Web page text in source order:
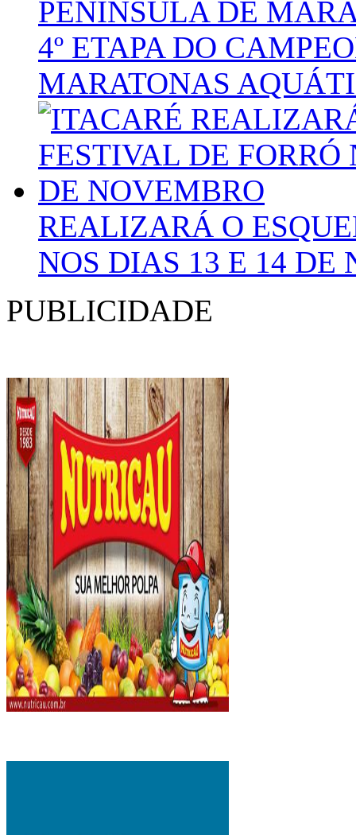
PENÍNSULA DE
4º ETAPA DO
MARATONAS
REALIZARÁ O
NOS DIAS 13 E 14 DE
PUBLICIDADE